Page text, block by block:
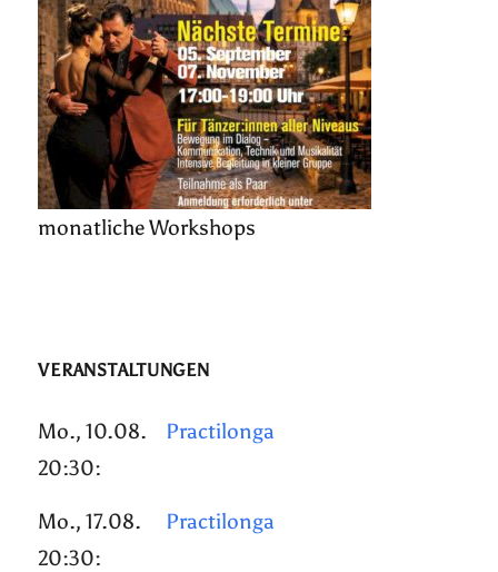
monatliche Workshops
VERANSTALTUNGEN
Mo., 10.08.
20:30:
Practilonga
Mo., 17.08.
20:30:
Practilonga